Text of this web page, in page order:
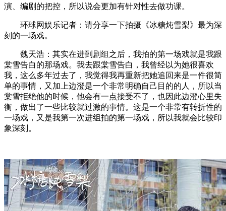
演、编剧的把控，所以说会更加有针对性去做功课。
环球网娱乐记者：请分享一下拍摄《冰糖炖雪梨》最为深
刻的一场戏。
魏天浩：其实在进到剧组之后，我拍的第一场戏就是我跟
棠雪告白的那场戏。我去跟棠雪告白，我曾经以为她很喜欢
我，这么多年过去了，我觉得我再重新把她追回来是一件很简
单的事情，又加上边澄是一个非常明确自己目的的人，所以当
棠雪拒绝他的时候，他会有一点接受不了，也因此边澄心里失
衡，做出了一些比较就过激的事情。这是一个非常有转折性的
一场戏，又是我第一次进组拍的第一场戏，所以我就会比较印
象深刻。